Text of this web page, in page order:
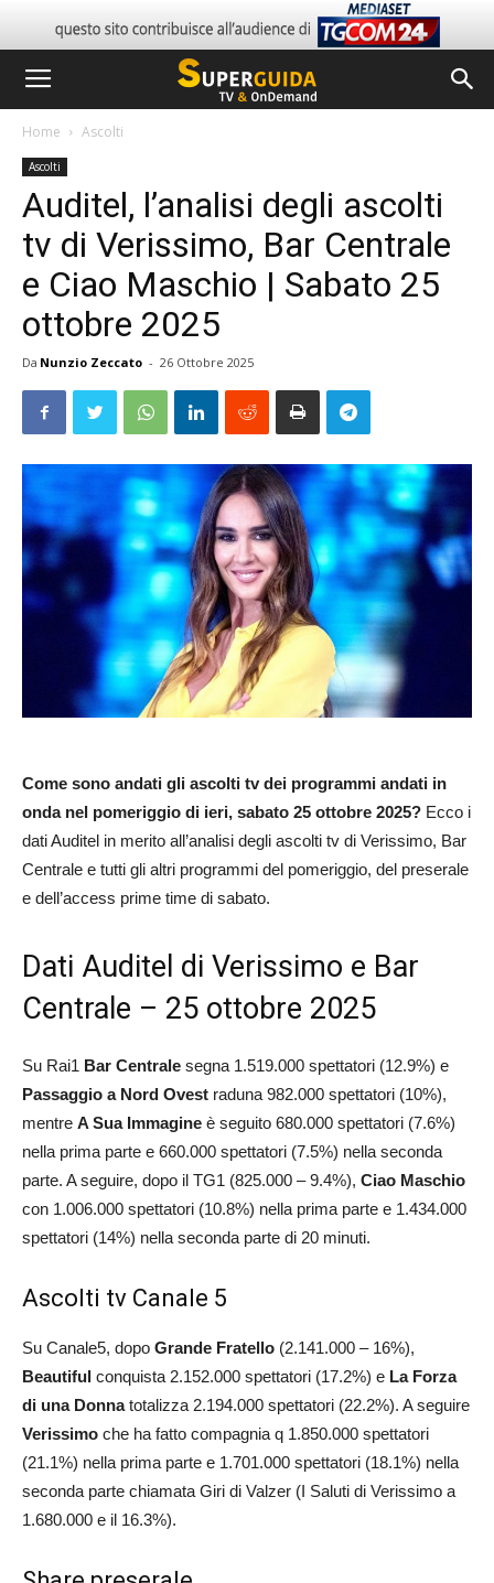
Home Ascolti
Ascolti
Auditel, l’analisi degli ascolti
tv di Verissimo, Bar Centrale
e Ciao Maschio | Sabato 25
ottobre 2025
Da Nunzio Zeccato - 26 Ottobre 2025
Come sono andati gli ascolti tv dei programmi andati in
onda nel pomeriggio di ieri, sabato 25 ottobre 2025? Ecco i
dati Auditel in merito all’analisi degli ascolti tv di Verissimo, Bar
Centrale e tutti gli altri programmi del pomeriggio, del preserale
e dell’access prime time di sabato.
Dati Auditel di Verissimo e Bar
Centrale – 25 ottobre 2025
Su Rai1 Bar Centrale segna 1.519.000 spettatori (12.9%) e
Passaggio a Nord Ovest raduna 982.000 spettatori (10%),
mentre A Sua Immagine è seguito 680.000 spettatori (7.6%)
nella prima parte e 660.000 spettatori (7.5%) nella seconda
parte. A seguire, dopo il TG1 (825.000 – 9.4%), Ciao Maschio
con 1.006.000 spettatori (10.8%) nella prima parte e 1.434.000
spettatori (14%) nella seconda parte di 20 minuti.
Ascolti tv Canale 5
Su Canale5, dopo Grande Fratello (2.141.000 – 16%),
Beautiful conquista 2.152.000 spettatori (17.2%) e La Forza
di una Donnatotalizza 2.194.000 spettatori (22.2%). A seguire
Verissimo che ha fatto compagnia q 1.850.000 spettatori
(21.1%) nella prima parte e 1.701.000 spettatori (18.1%) nella
seconda parte chiamata Giri di Valzer (I Saluti di Verissimo a
1.680.000 e il 16.3%).